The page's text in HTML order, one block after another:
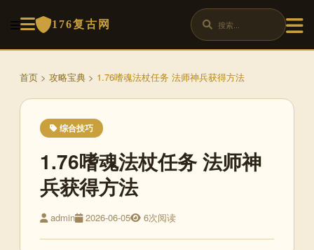
176复古网
首页 > 攻略宝典 > 1.76嗜魂法杖任务 法师神兵获得方法
综合技巧
1.76嗜魂法杖任务 法师神
兵获得方法
admin 2026-06-05 6次阅读